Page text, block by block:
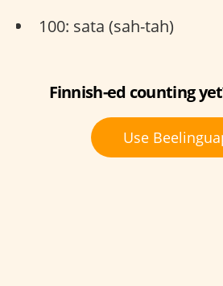
100: sata (sah-tah)
Finnish-ed counting
Use